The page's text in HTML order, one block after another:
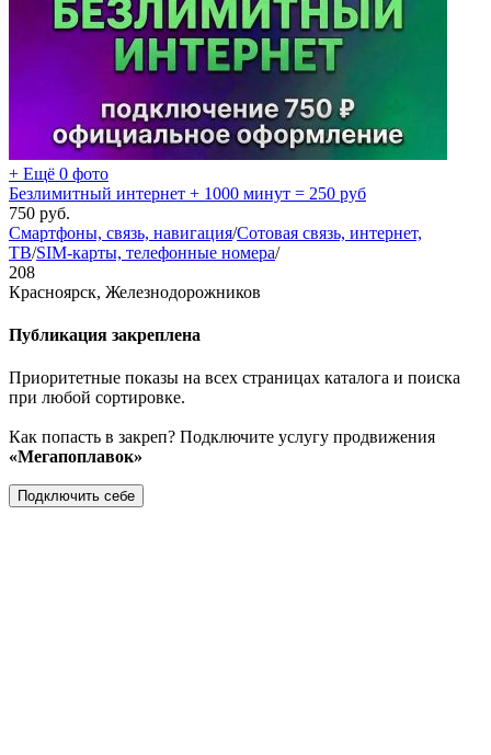
+ Ещё 0 фото
Безлимитный интернет + 1000 минут = 250 руб
750 руб.
Смартфоны, связь, навигация/Сотовая связь, интернет,
ТВ/SIM-карты, телефонные номера/
208
Красноярск, Железнодорожников
Публикация закреплена
Приоритетные показы на всех страницах каталога и поиска
при любой сортировке.
Как попасть в закреп? Подключите услугу продвижения
«Мегапоплавок»
Подключить себе